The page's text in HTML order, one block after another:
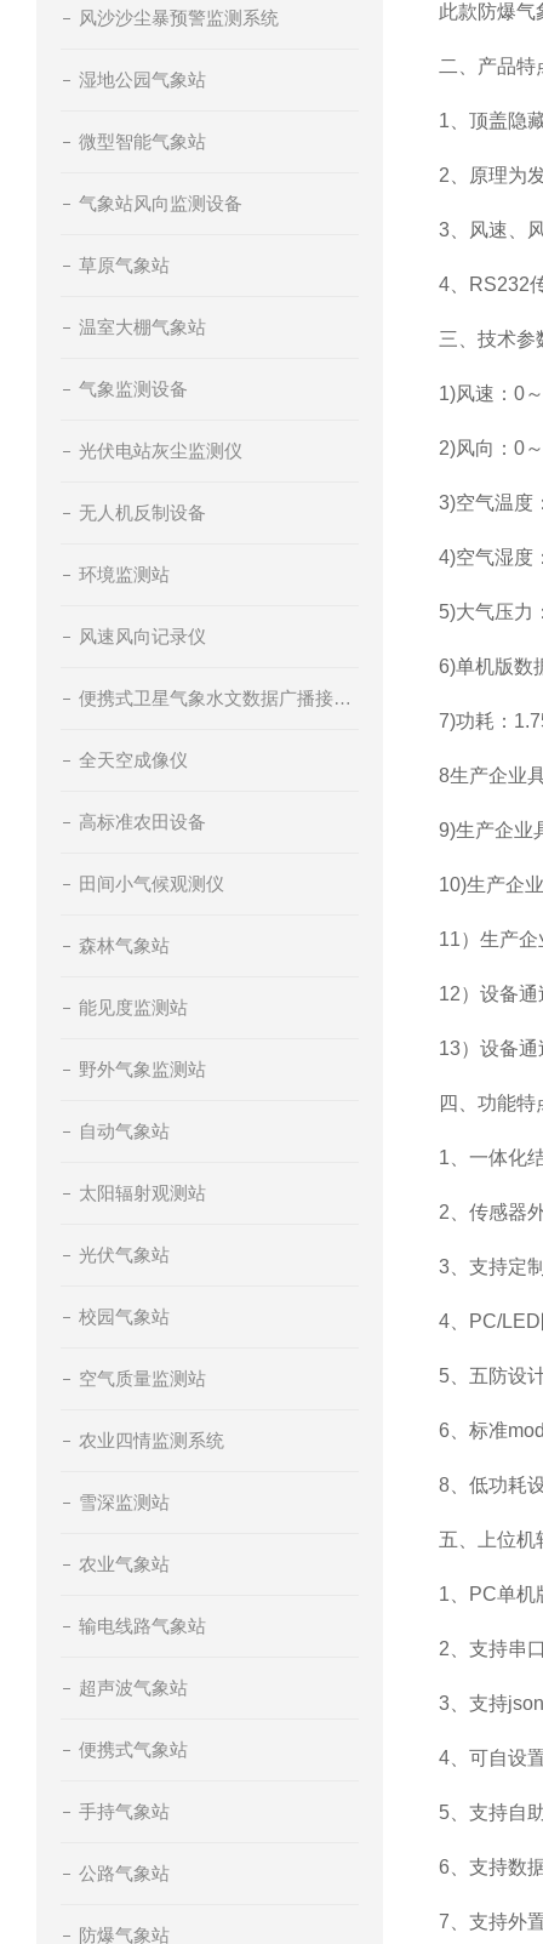
风沙沙尘暴预警监测系统
湿地公园气象站
微型智能气象站
气象站风向监测设备
草原气象站
温室大棚气象站
气象监测设备
光伏电站灰尘监测仪
无人机反制设备
环境监测站
风速风向记录仪
便携式卫星气象水文数据广播接收设备
全天空成像仪
高标准农田设备
田间小气候观测仪
森林气象站
能见度监测站
野外气象监测站
自动气象站
太阳辐射观测站
光伏气象站
校园气象站
空气质量监测站
农业四情监测系统
雪深监测站
农业气象站
输电线路气象站
超声波气象站
便携式气象站
手持气象站
公路气象站
防爆气象站
此款防爆气
二、产品特
1、顶盖隐
2、原理为
3、风速、
4、RS232
三、技术参
1)风速：0
2)风向：0
3)空气温
4)空气湿度
5)大气压力
6)单机版数
7)功耗：
8生产企业
9)生产企业
10)生产企
11）生产
12）设备
13）设备
四、功能特
1、一体化
2、传感器
3、支持定
4、PC/
5、五防设
6、标准
8、低功耗
五、上位机
1、PC单机
2、支持串
3、支持
4、可自设
5、支持自
6、支持数
7、支持外